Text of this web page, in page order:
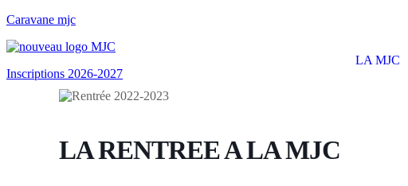
Caravane mjc
LA MJC
Inscriptions 2026-2027
LA RENTREE A LA MJC